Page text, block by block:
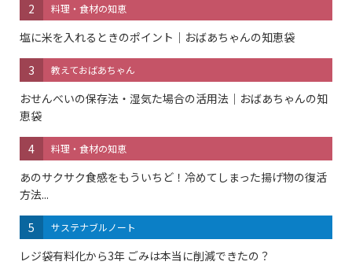
2 料理・食材の知恵
塩に米を入れるときのポイント｜おばあちゃんの知恵袋
3 教えておばあちゃん
おせんべいの保存法・湿気た場合の活用法｜おばあちゃんの知
恵袋
4 料理・食材の知恵
あのサクサク食感をもういちど！冷めてしまった揚げ物の復活
方法...
5 サステナブルノート
レジ袋有料化から3年 ごみは本当に削減できたの？